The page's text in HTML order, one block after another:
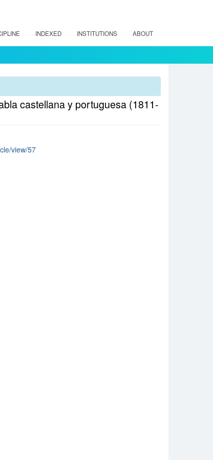
INDEXED INSTITUTIONS ABOUT
castellana y portuguesa (1811-
view/57